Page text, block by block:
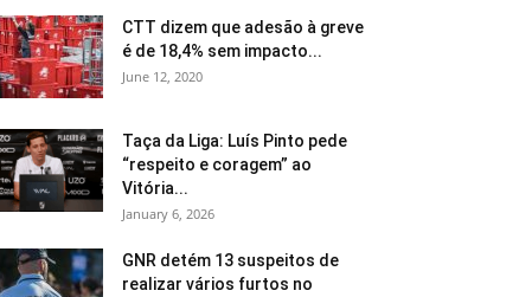
CTT dizem que adesão à greve
é de 18,4% sem impacto...
June 12, 2020
Taça da Liga: Luís Pinto pede
“respeito e coragem” ao
Vitória...
January 6, 2026
GNR detém 13 suspeitos de
realizar vários furtos no